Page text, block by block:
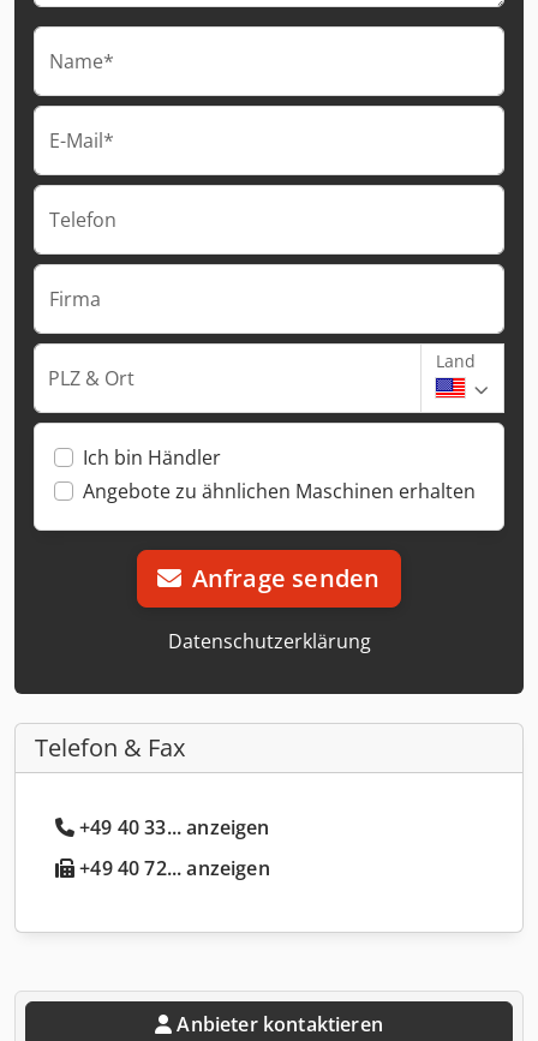
Name*
E-Mail*
Telefon
Firma
PLZ & Ort
Land
Ich bin Händler
Angebote zu ähnlichen Maschinen erhalten
Anfrage senden
Datenschutzerklärung
Telefon & Fax
+49 40 33... anzeigen
+49 40 72... anzeigen
Anbieter kontaktieren